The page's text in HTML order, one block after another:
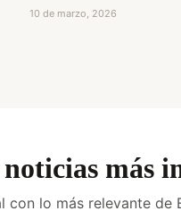
10 de marzo, 2026
más
con lo más relevante